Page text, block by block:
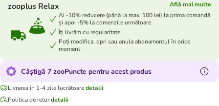
zooplus Relax
Află mai multe
Ai -10% reducere (până la max. 100 lei) la prima comandă
și apoi -5% la comenzile următoare
Îți livrăm cu regularitate
Poți modifica, opri sau anula abonamentul în orice
moment
Câștigă 7 zooPuncte pentru acest produs
Livrarea în 1-4 zile lucrătoaredetalii
Politica de returdetalii